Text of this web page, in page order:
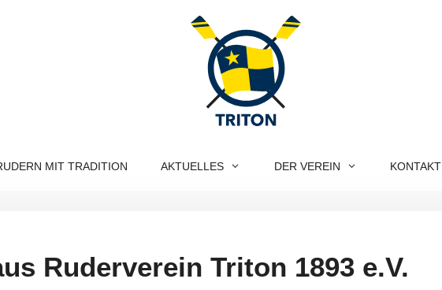
MIT TRADITION AKTUELLES DER VEREIN KONTAKT
Ruderverein Triton 1893 e.V.